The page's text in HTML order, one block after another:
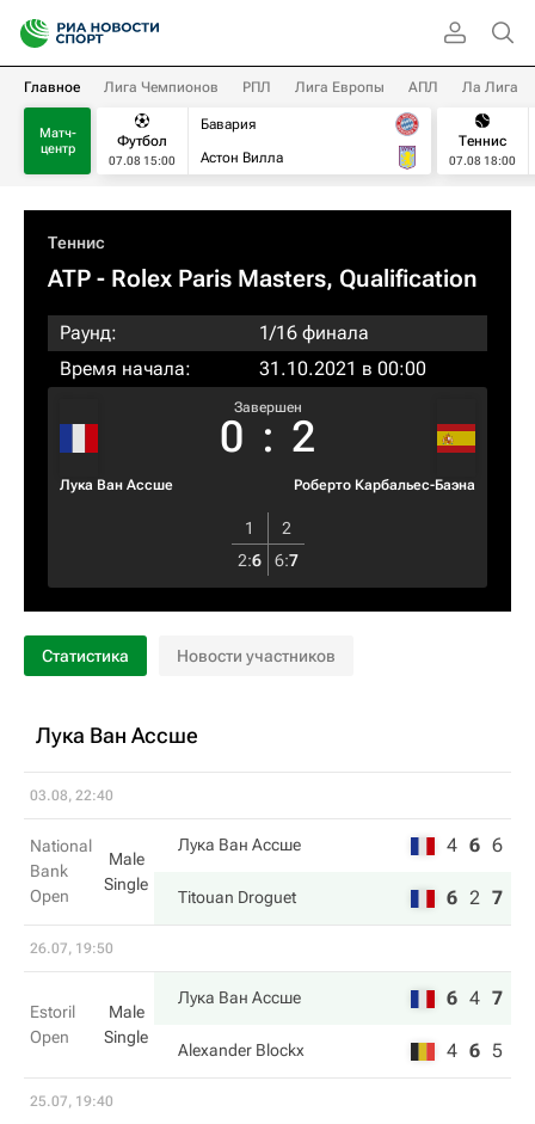
Главное Лига Чемпионов РПЛ Лига Европы АПЛ Ла Лига
Матч-
центр
Футбол
07.08 15:00
Бавария
Астон Вилла
Теннис
07.08 18:00
Теннис
ATP - Rolex Paris Masters, Qualification
Раунд:
1/16 финала
Время начала:
31.10.2021 в 00:00
Лука Ван Ассше
Завершен
0 : 2
Роберто Карбальес-Баэна
1
2
2:6 6:7
Статистика Новости участников
Лука Ван Ассше
03.08, 22:40
National
Bank
Open
Male
Single
Лука Ван Ассше 4 6 6
Titouan Droguet 6 2 7
26.07, 19:50
Estoril
Open
Male
Single
Лука Ван Ассше 6 4 7
Alexander Blockx 4 6 5
25.07, 19:40